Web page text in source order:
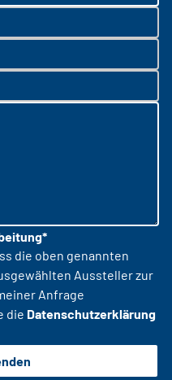
die oben genannten
Aussteller zur
Anfrage
die Datenschutzerklärung